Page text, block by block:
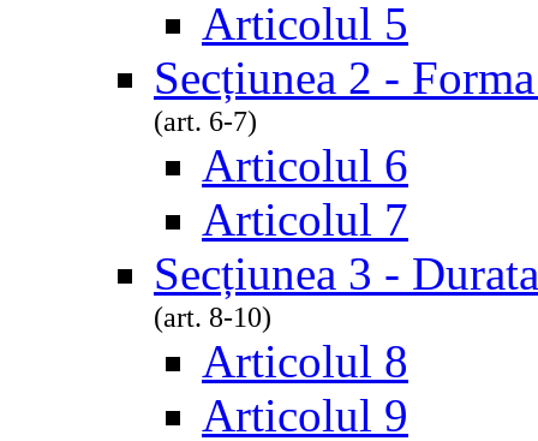
Articolul 5
Secțiunea 2 -
(art. 6-7)
Articolul 6
Articolul 7
Secțiunea 3 -
(art. 8-10)
Articolul 8
Articolul 9